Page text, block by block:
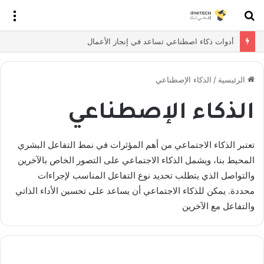
بحث
عن
أدوات ذكاء اصطناعي تساعد في إنجاز الأعمال
الرئيسية / الذكاء الإصطناعي
الذكاء الإصطناعي
تعتبر الذكاء الاجتماعي من أهم المؤثرات في نمط التفاعل البشري
المحيط بنا، ويشمل الذكاء الاجتماعي على التصور الخاص بالآخرين
والتواصل الذي يتطلب تحديد نوع التفاعل المناسب لإجراءات
محددة. يمكن للذكاء الاجتماعي أن يساعد على تحسين الأداء الذاتي
والتفاعل مع الآخرين